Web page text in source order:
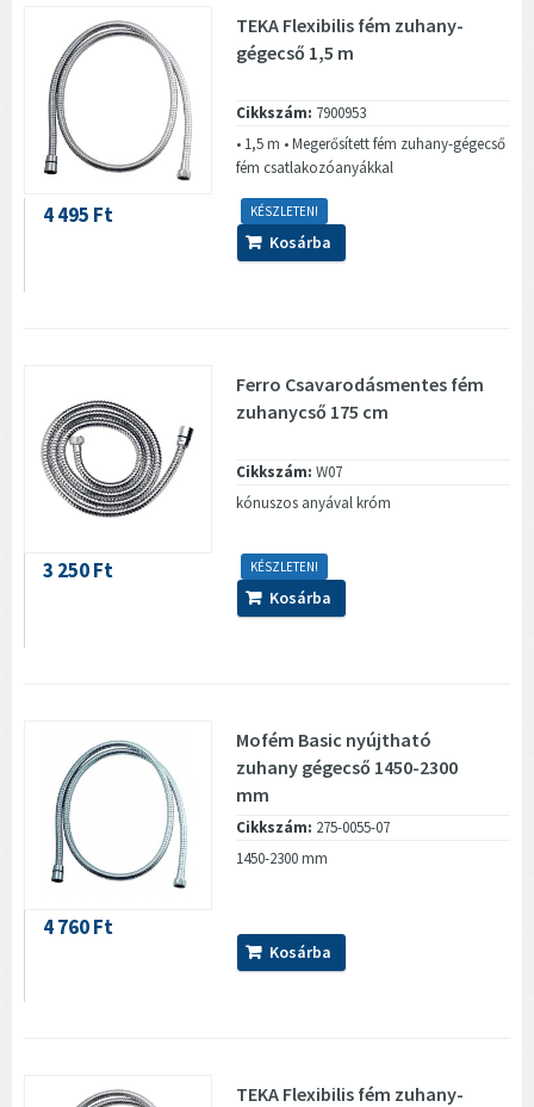
TEKA Flexibilis fém zuhany-
gégecső 1,5 m
Cikkszám: 7900953
• 1,5 m • Megerősített fém zuhany-gégecső
fém csatlakozóanyákkal
KÉSZLETEN!
4 495 Ft
Kosárba
Ferro Csavarodásmentes fém
zuhanycső 175 cm
Cikkszám: W07
kónuszos anyával króm
KÉSZLETEN!
3 250 Ft
Kosárba
Mofém Basic nyújtható
zuhany gégecső 1450-2300
mm
Cikkszám: 275-0055-07
1450-2300 mm
4 760 Ft
Kosárba
TEKA Flexibilis fém zuhany-